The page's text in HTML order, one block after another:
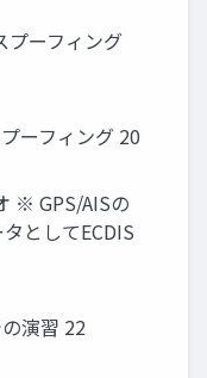
ーフィング
ーフィング 20
※ GPS/AISの
としてECDIS
演習 22